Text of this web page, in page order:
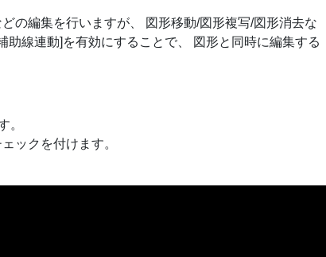
の編集を行いますが、 図形移動/図形複写/図形消去な
線連動]を有効にすることで、 図形と同時に編集する
。
ックを付けます。